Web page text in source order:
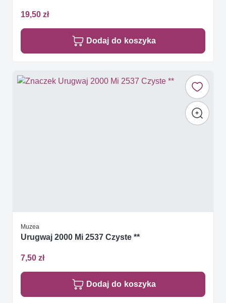
19,50 zł
Dodaj do koszyka
Muzea
Urugwaj 2000 Mi 2537 Czyste **
7,50 zł
Dodaj do koszyka